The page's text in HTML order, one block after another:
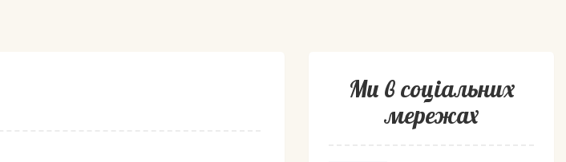
Ми в соціальних
мережах